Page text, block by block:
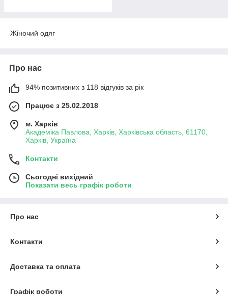
Жіночий одяг
Про нас
94% позитивних з 118 відгуків за рік
Працює з 25.02.2018
м. Харків
Академіка Павлова, Харків, Харківська область, 61170,
Харків, Україна
Контакти
Сьогодні вихідний
Показати весь графік роботи
Про нас
Контакти
Доставка та оплата
Графік роботи